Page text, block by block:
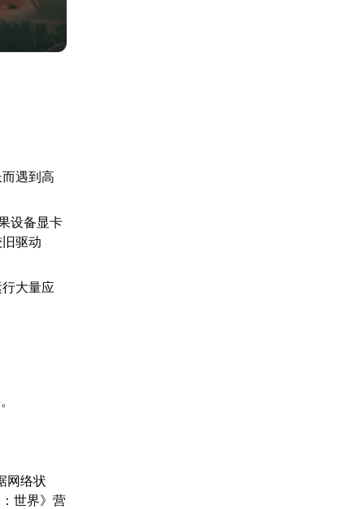
遇到高
设备显卡
驱动
大量应
网络状
世界》营